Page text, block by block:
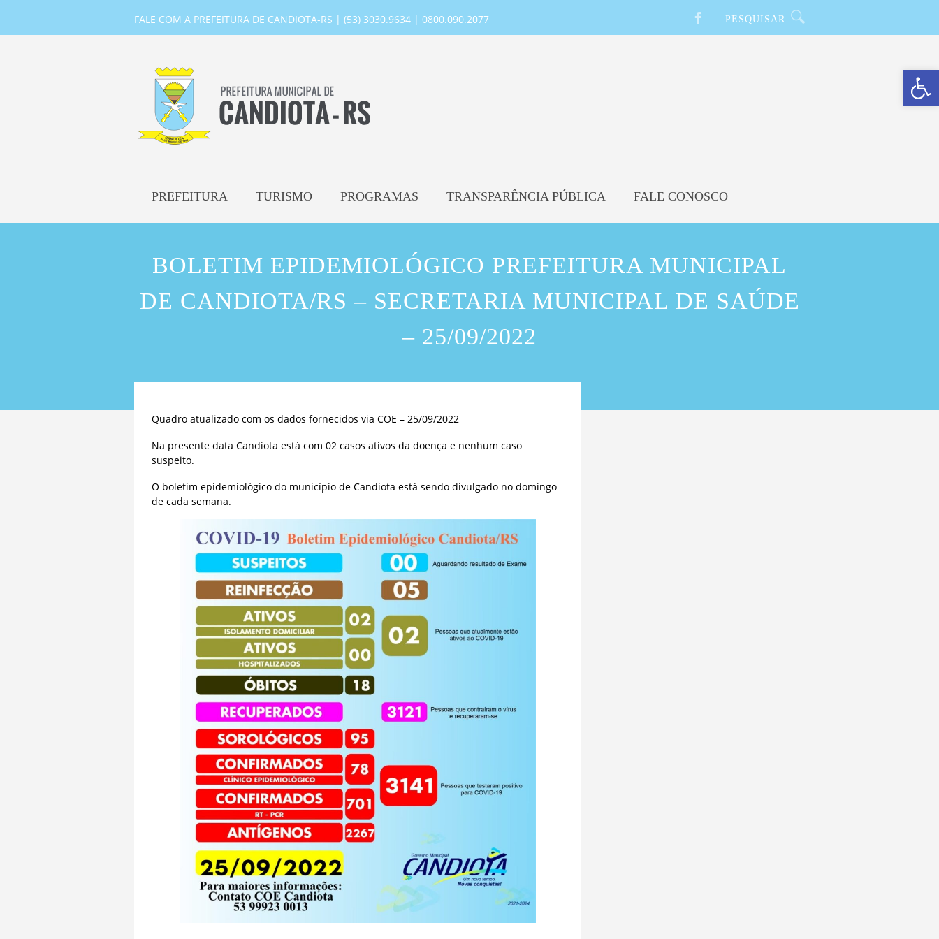
Barra de Ferramentas Aberta
FALE COM A PREFEITURA DE CANDIOTA-RS | (53) 3030.9634 | 0800.090.2077
PREFEITURA TURISMO PROGRAMAS TRANSPARÊNCIA PÚBLICA FALE CONOSCO
BOLETIM EPIDEMIOLÓGICO PREFEITURA MUNICIPAL
DE CANDIOTA/RS – SECRETARIA MUNICIPAL DE SAÚDE
– 25/09/2022
Quadro atualizado com os dados fornecidos via COE – 25/09/2022
Na presente data Candiota está com 02 casos ativos da doença e nenhum caso
suspeito.
O boletim epidemiológico do município de Candiota está sendo divulgado no domingo
de cada semana.